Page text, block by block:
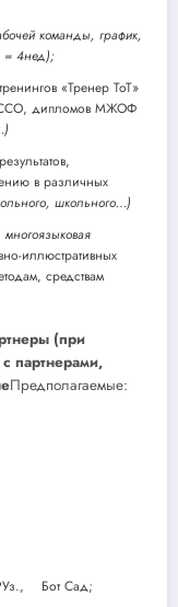
команды, график,
= 4нед);
«Тренер ТоТ»
дипломов МЖОФ
в различных
школьного…)
иллюстративных
средствам
(при
партнерами,
Предполагаемые:
РУз., Бот Сад;